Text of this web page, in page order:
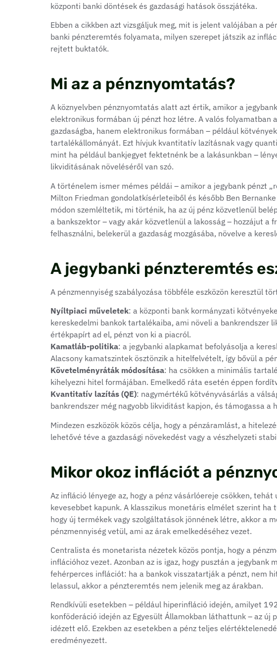
központi banki döntések és gazdasági hatások összjátéka.
Ebben a cikkben azt vizsgáljuk meg, mit is jelent valójában a
banki pénzteremtés folyamata, milyen szerepet játszik az
rejtett buktatók.
Mi az a pénznyomtatás?
A köznyelvben pénznyomtatás alatt azt értik, amikor a
elektronikus formában új pénzt hoz létre. A valós folyamatban
gazdaságba, hanem elektronikus formában – például
tartalékállományát. Ezt hívjuk kvantitatív lazításnak vagy
mint ha például bankjegyet fektetnénk be a lakásunkban –
likviditásának növeléséről van szó.
A történelem ismer mémes példái – amikor a jegybank pénzt
Milton Friedman gondolatkísérleteiből és később Ben
módon szemléltetik, mi történik, ha az új pénz közvetlenül
a bankszektor – vagy akár közvetlenül a lakosság – hozzájut a
felhasználni, belekerül a gazdaság mozgásába, növelve a
A jegybanki pénzteremtés
A pénzmennyiség szabályozása többféle eszközön keresztül
Nyíltpiaci műveletek: a központi bank kormányzati
kereskedelmi bankok tartalékaiba, ami növeli a bankrendszer
értékpapírt ad el, pénzt von ki a piacról.
Kamatláb-politika: a jegybanki alapkamat befolyásolja a
Alacsony kamatszintek ösztönzik a hitelfelvételt, így bővül a
Követelményráták módosítása: ha csökken a minimális
kihelyezni hitel formájában. Emelkedő ráta esetén éppen
Kvantitatív lazítás (QE): nagymértékű kötvényvásárlás a
bankrendszer még nagyobb likviditást kapjon, és támogassa a
Mindezen eszközök közös célja, hogy a pénzáramlást, a
lehetővé téve a gazdasági növekedést vagy a vészhelyzeti
Mikor okoz inflációt a
Az infláció lényege az, hogy a pénz vásárlóereje csökken,
kevesebbet kapunk. A klasszikus monetáris elmélet szerint ha
hogy új termékek vagy szolgáltatások jönnének létre, akkor a
pénzmennyiség vetül, ami az árak emelkedéséhez vezet.
Centralista és monetarista nézetek közös pontja, hogy a
inflációhoz vezet. Azonban az is igaz, hogy pusztán a jegybank
fehérperces inflációt: ha a bankok visszatartják a pénzt, nem
lelassul, akkor a pénzteremtés nem jelenik meg az árakban.
Rendkívüli esetekben – például hiperinfláció idején, amilyet
konföderáció idején az Egyesült Államokban láthattunk – az új
idézett elő. Ezekben az esetekben a pénz teljes
eredményezett.